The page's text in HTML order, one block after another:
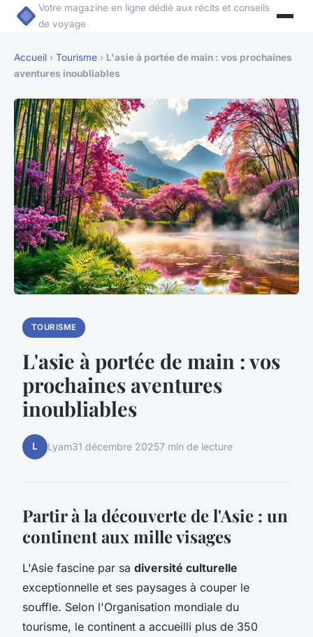
Votre magazine en ligne dédié aux récits et conseils
de voyage
Accueil › Tourisme › L'asie à portée de main : vos prochaines
aventures inoubliables
TOURISME
L'asie à portée de main : vos
prochaines aventures
inoubliables
L Lyam31 décembre 20257 min de lecture
Partir à la découverte de l'Asie : un
continent aux mille visages
L'Asie fascine par sa diversité culturelle
exceptionnelle et ses paysages à couper le
souffle. Selon l'Organisation mondiale du
tourisme, le continent a accueilli plus de 350